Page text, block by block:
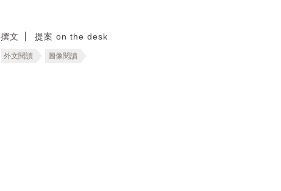
撰文 提案 on the desk
外文閱讀 圖像閱讀